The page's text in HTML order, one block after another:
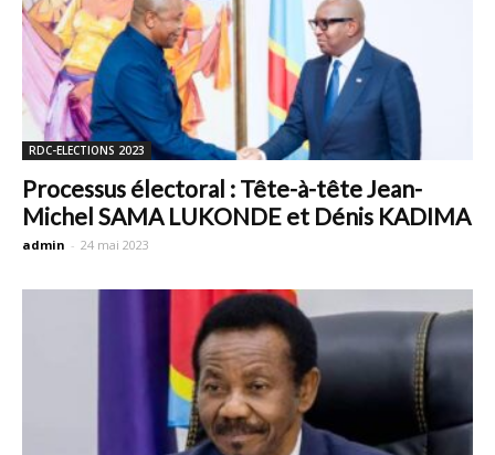
RDC-ELECTIONS 2023
Processus électoral : Tête-à-tête Jean-
Michel SAMA LUKONDE et Dénis KADIMA
admin - 24 mai 2023